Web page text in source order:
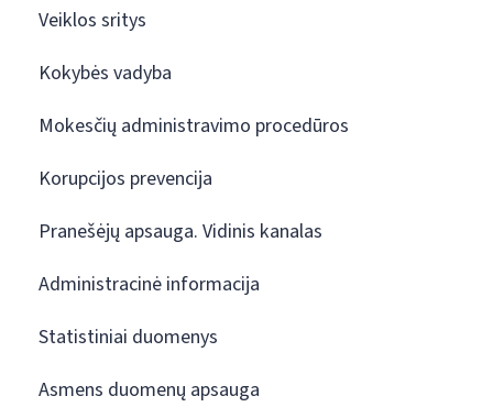
Veiklos sritys
Kokybės vadyba
Mokesčių administravimo procedūros
Korupcijos prevencija
Pranešėjų apsauga. Vidinis kanalas
Administracinė informacija
Statistiniai duomenys
Asmens duomenų apsauga